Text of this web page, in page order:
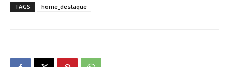
TAGS home_destaque